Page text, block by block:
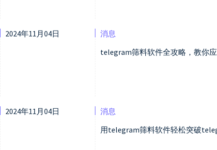
2024年11月04日
消息
telegram筛料软件全攻略，教你
2024年11月04日
消息
用telegram筛料软件轻松突破